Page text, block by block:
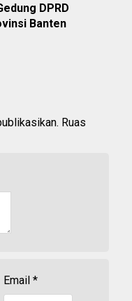
DPRD
Banten
Ruas
Email *